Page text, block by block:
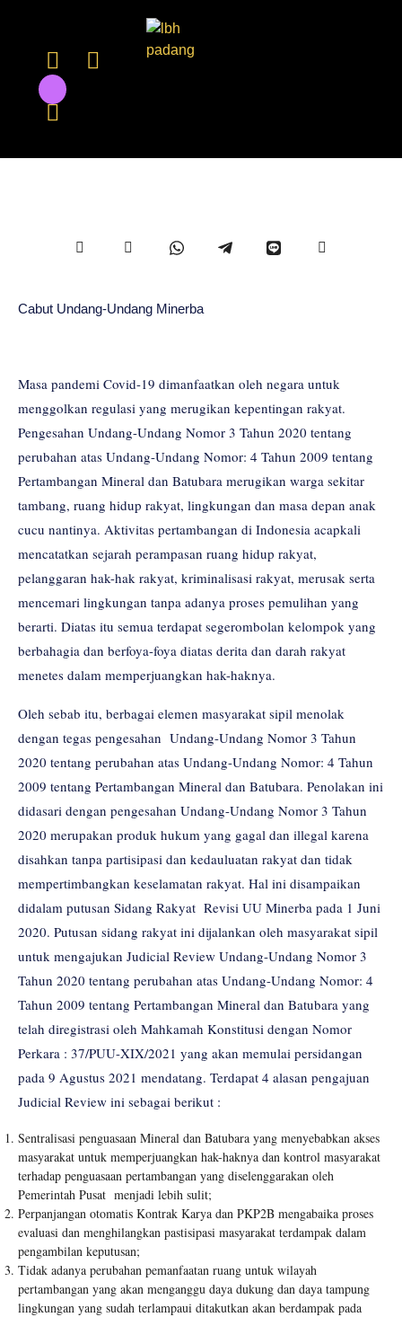
Cabut Undang-Undang Minerba
Masa pandemi Covid-19 dimanfaatkan oleh negara untuk
menggolkan regulasi yang merugikan kepentingan rakyat.
Pengesahan Undang-Undang Nomor 3 Tahun 2020 tentang
perubahan atas Undang-Undang Nomor: 4 Tahun 2009 tentang
Pertambangan Mineral dan Batubara merugikan warga sekitar
tambang, ruang hidup rakyat, lingkungan dan masa depan anak
cucu nantinya. Aktivitas pertambangan di Indonesia acapkali
mencatatkan sejarah perampasan ruang hidup rakyat,
pelanggaran hak-hak rakyat, kriminalisasi rakyat, merusak serta
mencemari lingkungan tanpa adanya proses pemulihan yang
berarti. Diatas itu semua terdapat segerombolan kelompok yang
berbahagia dan berfoya-foya diatas derita dan darah rakyat
menetes dalam memperjuangkan hak-haknya.
Oleh sebab itu, berbagai elemen masyarakat sipil menolak
dengan tegas pengesahan Undang-Undang Nomor 3 Tahun
2020 tentang perubahan atas Undang-Undang Nomor: 4 Tahun
2009 tentang Pertambangan Mineral dan Batubara. Penolakan ini
didasari dengan pengesahan Undang-Undang Nomor 3 Tahun
2020 merupakan produk hukum yang gagal dan illegal karena
disahkan tanpa partisipasi dan kedauluatan rakyat dan tidak
mempertimbangkan keselamatan rakyat. Hal ini disampaikan
didalam putusan Sidang Rakyat Revisi UU Minerba pada 1 Juni
2020. Putusan sidang rakyat ini dijalankan oleh masyarakat sipil
untuk mengajukan Judicial Review Undang-Undang Nomor 3
Tahun 2020 tentang perubahan atas Undang-Undang Nomor: 4
Tahun 2009 tentang Pertambangan Mineral dan Batubara yang
telah diregistrasi oleh Mahkamah Konstitusi dengan Nomor
Perkara : 37/PUU-XIX/2021 yang akan memulai persidangan
pada 9 Agustus 2021 mendatang. Terdapat 4 alasan pengajuan
Judicial Review ini sebagai berikut :
Sentralisasi penguasaan Mineral dan Batubara yang menyebabkan akses
masyarakat untuk memperjuangkan hak-haknya dan kontrol masyarakat
terhadap penguasaan pertambangan yang diselenggarakan oleh
Pemerintah Pusat menjadi lebih sulit;
Perpanjangan otomatis Kontrak Karya dan PKP2B mengabaika proses
evaluasi dan menghilangkan pastisipasi masyarakat terdampak dalam
pengambilan keputusan;
Tidak adanya perubahan pemanfaatan ruang untuk wilayah
pertambangan yang akan menganggu daya dukung dan daya tampung
lingkungan yang sudah terlampaui ditakutkan akan berdampak pada